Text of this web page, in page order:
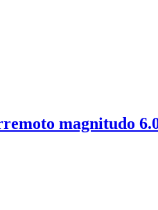
magnitudo